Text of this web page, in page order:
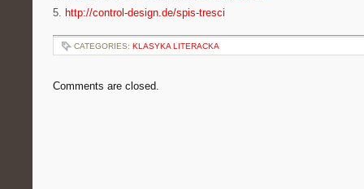
5. http://control-design.de/spis-tresci
CATEGORIES: KLASYKA LITERACKA
Comments are closed.